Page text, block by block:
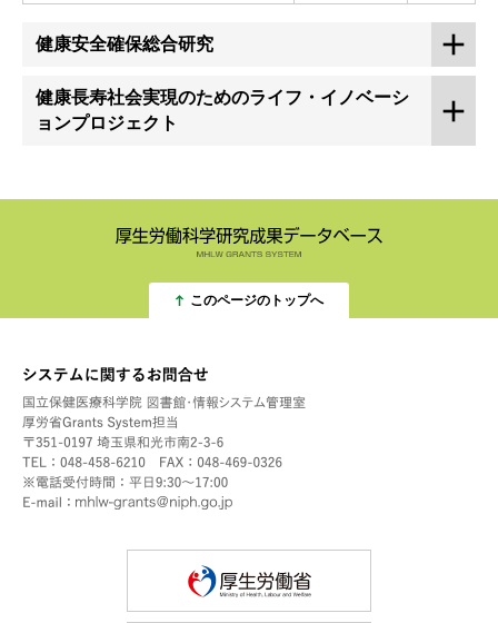
健康安全確保総合研究
健康長寿社会実現のためのライフ・イノベーシ
ョンプロジェクト
このページのトップへ